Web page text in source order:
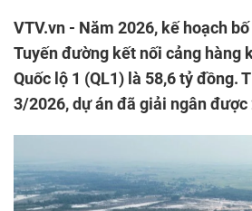
VTV.vn - Năm 2026, kế hoạch
Tuyến đường kết nối cảng hàng
Quốc lộ 1 (QL1) là 58,6 tỷ đồng.
3/2026, dự án đã giải ngân